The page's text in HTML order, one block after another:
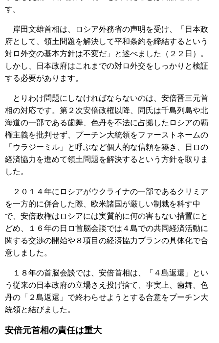
す。
岸田文雄首相は、ロシア外務省の声明を受け、「日本政
府として、領土問題を解決して平和条約を締結するという
対ロ外交の基本方針は不変だ」と述べました（２２日）。
しかし、日本政府はこれまでの対ロ外交をしっかりと検証
する必要があります。
とりわけ問題にしなければならないのは、安倍晋三元首
相の対応です。第２次安倍政権以降、同氏は千島列島や北
海道の一部である歯舞、色丹を不法に占拠したロシアの覇
権主義を批判せず、プーチン大統領をファーストネームの
「ウラジーミル」と呼ぶなど個人的な信頼を築き、日ロの
経済協力を進めて領土問題を解決するという方針を取りま
した。
２０１４年にロシアがウクライナの一部であるクリミア
を一方的に併合した際、欧米諸国が厳しい制裁を科す中
で、安倍政権はロシアには実質的に何の害もない措置にと
どめ、１６年の日ロ首脳会談では４島での共同経済活動に
関する交渉の開始や８項目の経済協力プランの具体化で合
意しました。
１８年の首脳会談では、安倍首相は、「４島返還」とい
う従来の日本政府の立場さえ投げ捨て、事実上、歯舞、色
丹の「２島返還」で終わらせようとする合意をプーチン大
統領と結びました。
安倍元首相の責任は重大